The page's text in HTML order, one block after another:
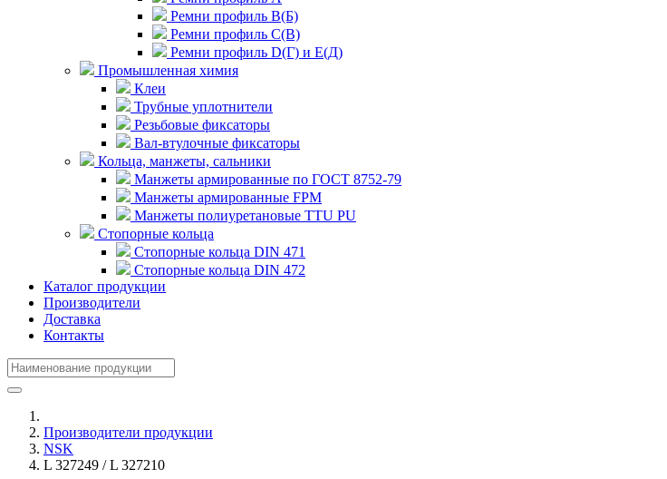
Ремни профиль В(Б)
Ремни профиль С(В)
Ремни профиль D(Г) и E(Д)
Промышленная химия
Клеи
Трубные уплотнители
Резьбовые фиксаторы
Вал-втулочные фиксаторы
Кольца, манжеты, сальники
Манжеты армированные по ГОСТ 8752-79
Манжеты армированные FPM
Манжеты полиуретановые TTU PU
Стопорные кольца
Стопорные кольца DIN 471
Стопорные кольца DIN 472
Каталог продукции
Производители
Доставка
Контакты
Производители продукции
NSK
L 327249 / L 327210